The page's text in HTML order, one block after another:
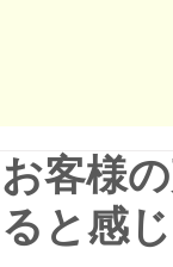
お客様
ると感